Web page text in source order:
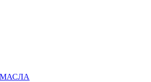
МАСЛА